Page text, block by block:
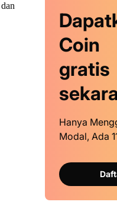
Coin
gratis
Hanya
Modal, Ada